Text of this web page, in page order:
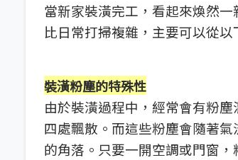
當新家裝潢完工，看起來煥然
比日常打掃複雜，主要可以從以
裝潢粉塵的特殊性
由於裝潢過程中，經常會有粉
四處飄散。而這些粉塵會隨著
的角落。只要一開空調或門窗